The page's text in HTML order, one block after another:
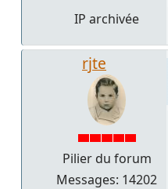
IP archivée
rjte
Pilier du forum
Messages: 14202